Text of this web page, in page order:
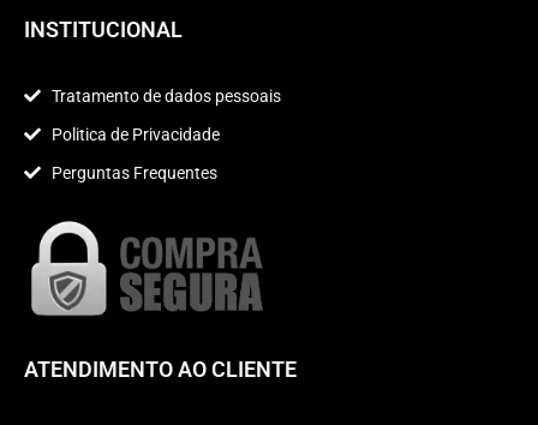
p
r
INSTITUCIONAL
Tratamento de dados pessoais
Politica de Privacidade
Perguntas Frequentes
ATENDIMENTO AO CLIENTE